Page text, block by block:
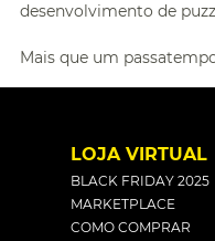
desenvolvimento de
Mais que um
LOJA VIRTUAL
BLACK FRIDAY 2025
MARKETPLACE
COMO COMPRAR